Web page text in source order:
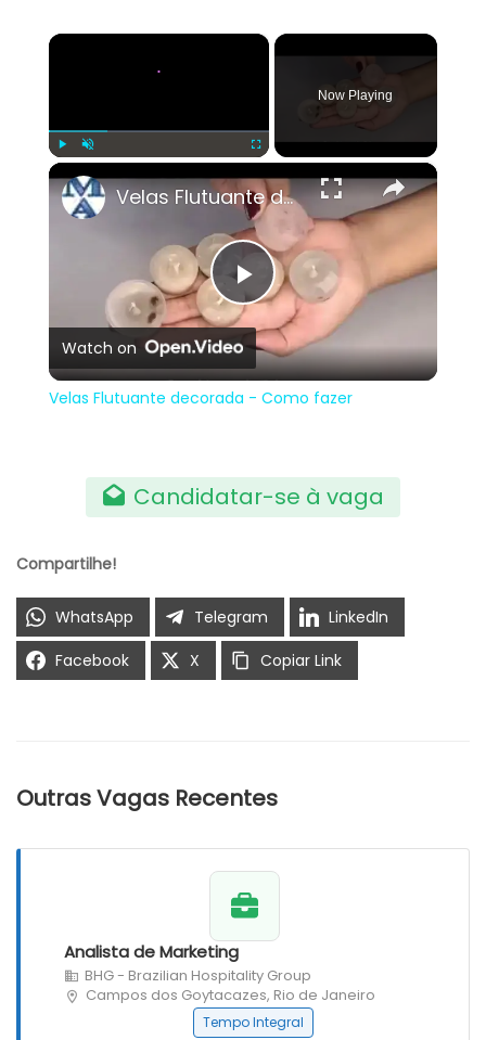
×
Now Playing
×
Play
Video
Velas Flutuante decorada - Como fazer
Watch on
Velas Flutuante decorada - Como fazer
Candidatar-se à vaga
Compartilhe!
WhatsApp Telegram
LinkedIn
Facebook
X Copiar Link
Outras Vagas Recentes
Analista de Marketing
BHG - Brazilian Hospitality Group
Campos dos Goytacazes, Rio de Janeiro
Tempo Integral